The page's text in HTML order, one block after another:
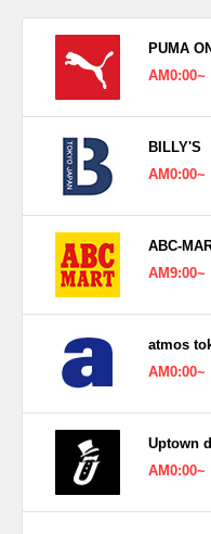
海外では2020年12月4日
UPDATE
発売予定。価格は14,300
第、スニーカーウォーズの
PUMA
AM0:00~
BILLY'S
AM0:00~
ABC-
AM9:00~
atmos
AM0:00~
Uptown
AM0:00~